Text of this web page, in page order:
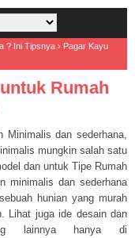
? Ini Tipsnya › Pagar Kayu
Rumah
Minimalis dan sederhana,
mungkin salah satu
dan untuk Tipe Rumah
minimalis dan sederhana
hunian yang murah
Lihat juga ide desain dan
lainnya hanya di